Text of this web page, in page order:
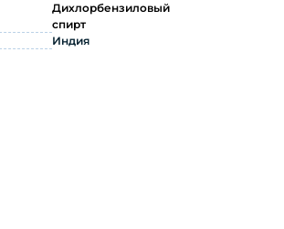
Дихлорбензиловый
спирт
Индия